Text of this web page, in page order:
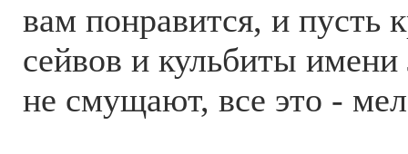
вам понравится, и пусть
сейвов и кульбиты
не смущают, все это -